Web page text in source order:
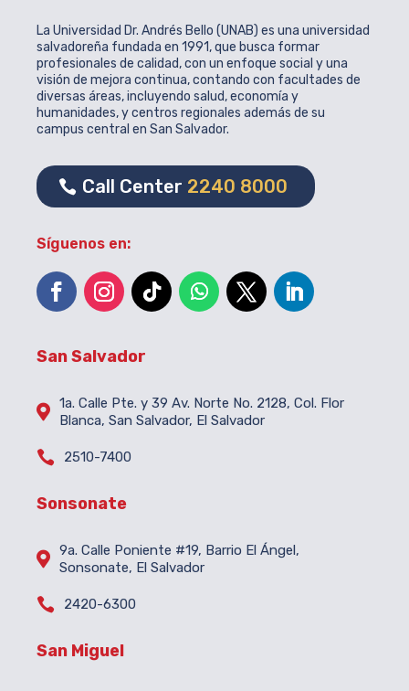
La Universidad Dr. Andrés Bello (UNAB) es una universidad
salvadoreña fundada en 1991, que busca formar
profesionales de calidad, con un enfoque social y una
visión de mejora continua, contando con facultades de
diversas áreas, incluyendo salud, economía y
humanidades, y centros regionales además de su
campus central en San Salvador.
Call Center 2240 8000
Síguenos en:
San Salvador
 1a. Calle Pte. y 39 Av. Norte No. 2128, Col. Flor
Blanca, San Salvador, El Salvador
 2510-7400
Sonsonate
 9a. Calle Poniente #19, Barrio El Ángel,
Sonsonate, El Salvador
 2420-6300
San Miguel